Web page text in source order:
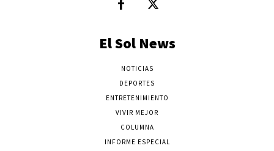
El Sol News
NOTICIAS
DEPORTES
ENTRETENIMIENTO
VIVIR MEJOR
COLUMNA
INFORME ESPECIAL